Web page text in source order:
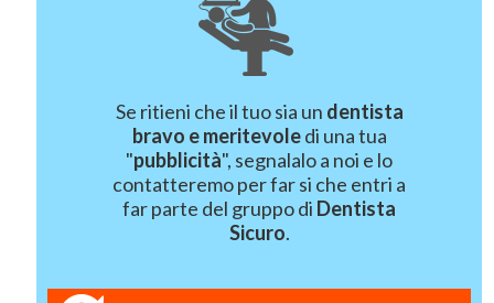
Se ritieni che il tuo sia un dentista
bravo e meritevoledi una tua
"pubblicità", segnalalo a noi e lo
contatteremo per far si che entri a
far parte del gruppo di Dentista
Sicuro.